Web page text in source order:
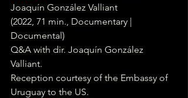
Joaquín González Valliant
(2022, 71 min., Documentary |
Documental)
Q&A with dir. Joaquín González
Valliant.
Reception courtesy of the Embassy of
Uruguay to the US.